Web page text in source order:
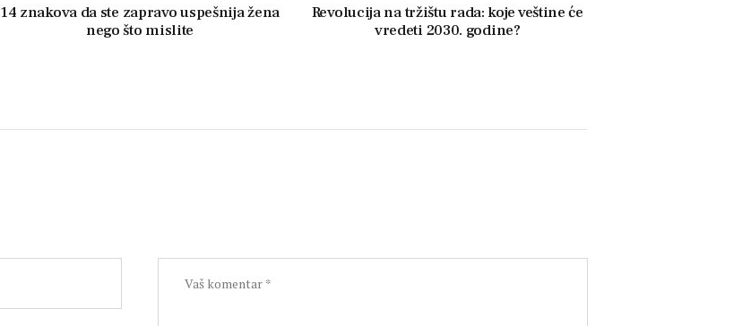
14 znakova da ste zapravo uspešnija žena
nego što mislite
Revolucija na tržištu rada: koje veštine će
vredeti 2030. godine?